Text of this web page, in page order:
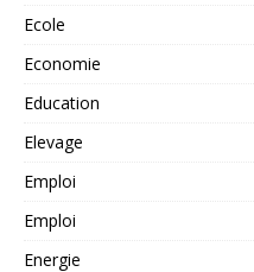
Ecole
Economie
Education
Elevage
Emploi
Emploi
Energie